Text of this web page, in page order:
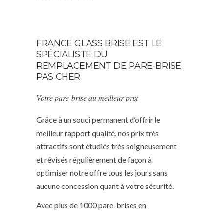
FRANCE GLASS BRISE EST LE
SPÉCIALISTE DU
REMPLACEMENT DE PARE-BRISE
PAS CHER
Votre pare-brise au meilleur prix
Grâce à un souci permanent d’offrir le
meilleur rapport qualité, nos prix très
attractifs sont étudiés très soigneusement
et révisés régulièrement de façon à
optimiser notre offre tous les jours sans
aucune concession quant à votre sécurité.
Avec plus de 1000 pare-brises en